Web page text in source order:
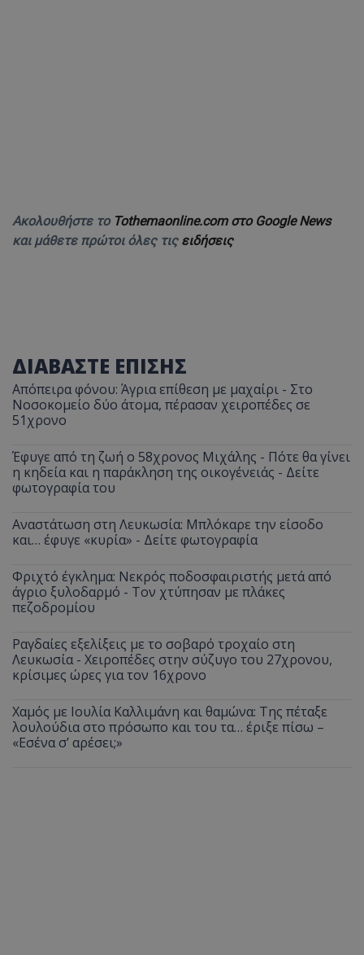
Ακολουθήστε το Tothemaonline.com στο Google News
και μάθετε πρώτοι όλες τις ειδήσεις
ΔΙΑΒΑΣΤΕ ΕΠΙΣΗΣ
Απόπειρα φόνου: Άγρια επίθεση με μαχαίρι - Στο
Νοσοκομείο δύο άτομα, πέρασαν χειροπέδες σε
51χρονο
Έφυγε από τη ζωή ο 58χρονος Μιχάλης - Πότε θα γίνει
η κηδεία και η παράκληση της οικογένειάς - Δείτε
φωτογραφία του
Αναστάτωση στη Λευκωσία: Μπλόκαρε την είσοδο
και… έφυγε «κυρία» - Δείτε φωτογραφία
Φριχτό έγκλημα: Νεκρός ποδοσφαιριστής μετά από
άγριο ξυλοδαρμό - Τον χτύπησαν με πλάκες
πεζοδρομίου
Ραγδαίες εξελίξεις με το σοβαρό τροχαίο στη
Λευκωσία - Χειροπέδες στην σύζυγο του 27χρονου,
κρίσιμες ώρες για τον 16χρονο
Χαμός με Ιουλία Καλλιμάνη και θαμώνα: Της πέταξε
λουλούδια στο πρόσωπο και του τα… έριξε πίσω –
«Εσένα σ’ αρέσει;»